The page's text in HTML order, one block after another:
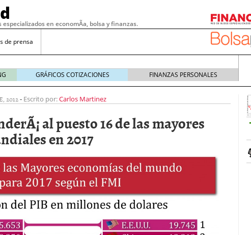
especializados en economÃ­a, bolsa y finanzas.
de prensa
en pymes: la obligación que muchas empresas
Lo Que Deben Saber los Traders Mexicanos Antes de
GRÁFICOS COTIZACIONES FINANZAS PERSONALES
2012- Escrito por:Carlos Martinez
al puesto 16 de las mayores
en 2017